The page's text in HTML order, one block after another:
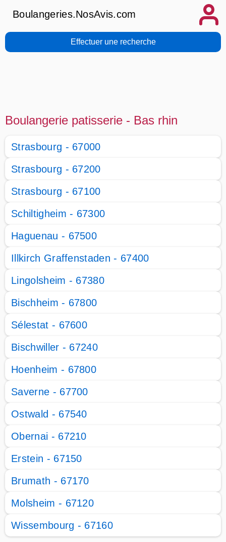
Boulangeries.NosAvis.com
Effectuer une recherche
Boulangerie patisserie - Bas rhin
Strasbourg - 67000
Strasbourg - 67200
Strasbourg - 67100
Schiltigheim - 67300
Haguenau - 67500
Illkirch Graffenstaden - 67400
Lingolsheim - 67380
Bischheim - 67800
Sélestat - 67600
Bischwiller - 67240
Hoenheim - 67800
Saverne - 67700
Ostwald - 67540
Obernai - 67210
Erstein - 67150
Brumath - 67170
Molsheim - 67120
Wissembourg - 67160